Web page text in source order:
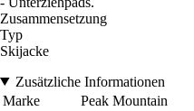
Zusammensetzung
Typ
Skijacke
Zusätzliche Informationen
Marke
Peak Mountain